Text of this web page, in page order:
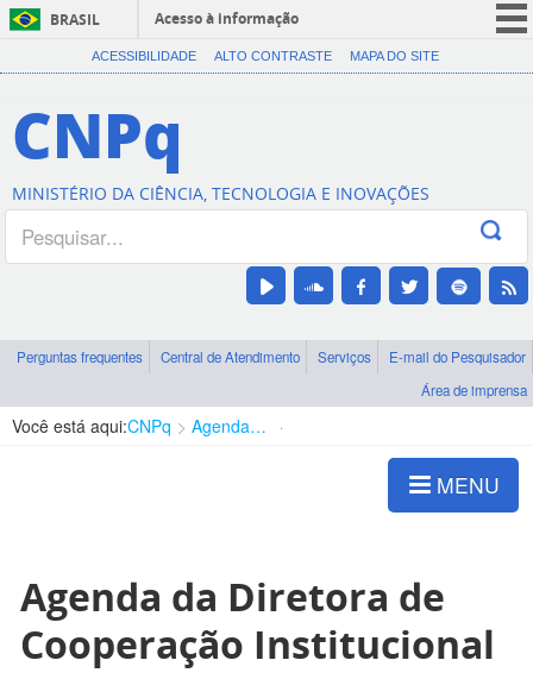
BRASIL
Acesso à informação
CORONAVÍRUS (COVID-19)
Canais
ACESSIBILIDADE ALTO CONTRASTE MAPA DO SITE
CNPq
MINISTÉRIO DA CIÊNCIA, TECNOLOGIA E INOVAÇÕES
Perguntas frequentes Central de Atendimento Serviços
E-mail do Pesquisador
Área de imprensa
Você está aqui:CNPq Agenda de autoridades
MENU
Agenda da Diretora de
Cooperação Institucional